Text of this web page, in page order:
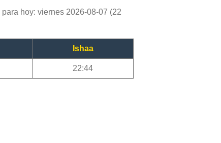
para hoy: viernes 2026-08-07 (22
Ishaa
22:44